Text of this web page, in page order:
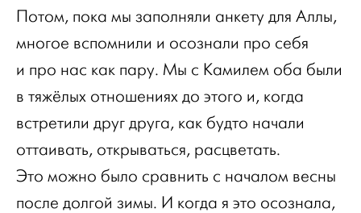
Потом, пока мы заполняли анкету для Аллы,
многое вспомнили и осознали про себя
и про нас как пару. Мы с Камилем оба были
в тяжёлых отношениях до этого и, когда
встретили друг друга, как будто начали
оттаивать, открываться, расцветать.
Это можно было сравнить с началом весны
после долгой зимы. И когда я это осознала,